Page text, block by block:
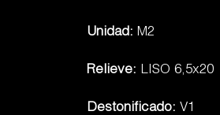
Unidad: M2
Relieve: LISO 6,5x20
Destonificado: V1